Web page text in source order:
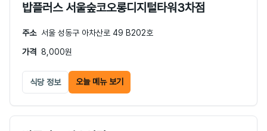
밥플러스 서울숲코오롱디지털타워3차점
주소 서울 성동구 아차산로 49 B202호
가격
8,000원
식당 정보 오늘 메뉴 보기